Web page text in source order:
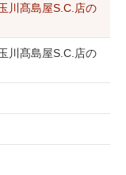
川髙島屋S.C.店の
川髙島屋S.C.店の